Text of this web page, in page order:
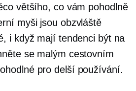
většího, co vám pohodlně
myši jsou obzvláště
i když mají tendenci být na
se malým cestovním
pro delší používání.